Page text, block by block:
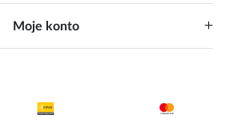
Moje konto